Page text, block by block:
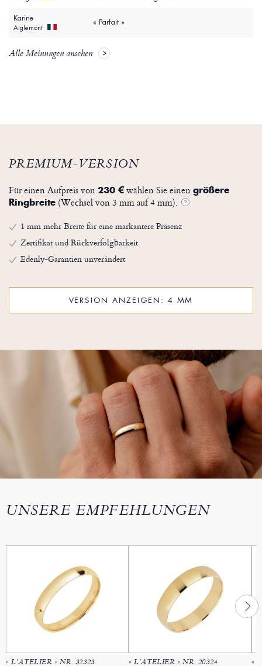
Karine
Aiglemont
« Parfait »
Alle Meinungen ansehen
PREMIUM-VERSION
Für einen Aufpreis von 230 €wählen Sie einen größere
Ringbreite (Wechsel von 3 mm auf 4 mm). ?
1 mm mehr Breite für eine markantere Präsenz
Zertifikat und Rückverfolgbarkeit
Edenly-Garantien unverändert
VERSION ANZEIGEN: 4 MM
UNSERE EMPFEHLUNGEN
« L'ATELIER » NR. 32323 « L'ATELIER » NR. 20324 «